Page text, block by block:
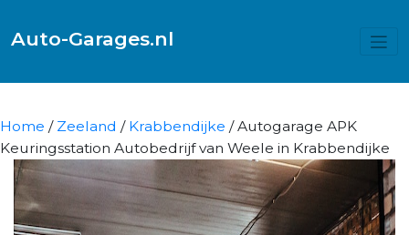
Auto-Garages.nl
Home / Zeeland / Krabbendijke / Autogarage APK
Keuringsstation Autobedrijf van Weele in Krabbendijke